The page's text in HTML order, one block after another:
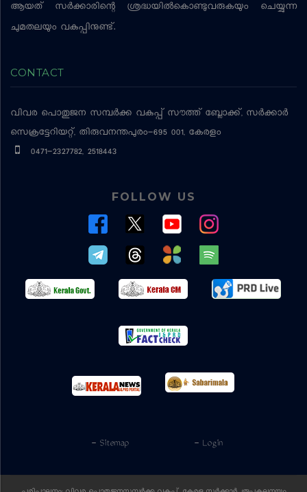
ആയത് സര്‍ക്കാരിന്റെ ശ്രദ്ധയില്‍കൊണ്ടുവരുകയും ചെയ്യുന്ന
ചുമതലയും വകുപ്പിനുണ്ട്.
CONTACT
വിവര പൊതുജന സമ്പര്‍ക്ക വകുപ്പ് സൗത്ത് ബ്ലോക്ക്, സര്‍ക്കാര്‍
സെക്രട്ടേറിയറ്റ്, തിരുവനന്തപുരം-695 001, കേരളം
0471-2327782, 2518443
FOLLOW US
- Login
- Sitemap